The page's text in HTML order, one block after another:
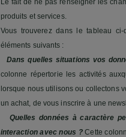
Le fait de ne pas renseigner les
produits et services.
Vous trouverez dans le tableau
éléments suivants :
Dans quelles situations vos
colonne répertorie les activités
lorsque nous utilisons ou collectons
un achat, de vous inscrire à une
Quelles données à caractère
interaction avec nous ?Cette